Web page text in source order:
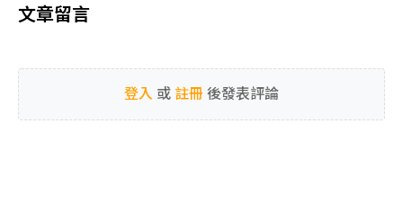
文章留言
登入 或 註冊 後發表評論